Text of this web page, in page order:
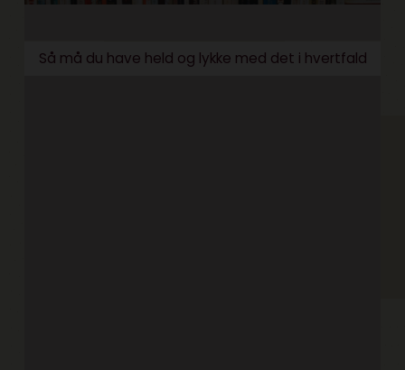
Så må du have held og lykke med det i hvertfald